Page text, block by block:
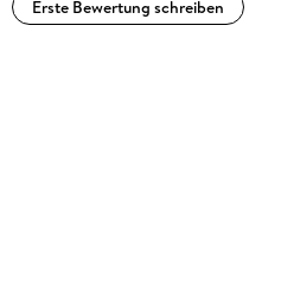
Erste Bewertung schreiben